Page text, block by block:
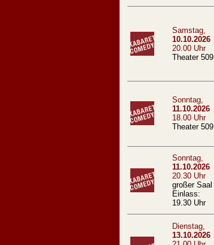
Samstag,
10.10.2026
20.00 Uhr
Theater 509
Sonntag,
11.10.2026
18.00 Uhr
Theater 509
Sonntag,
11.10.2026
20.30 Uhr
großer Saal
Einlass:
19.30 Uhr
Dienstag,
13.10.2026